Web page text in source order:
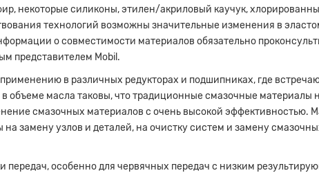
некоторые силиконы, этилен/акриловый каучук,
технологий возможны значительные изменения в
о совместимости материалов обязательно
представителем Mobil.
в различных редукторах и подшипниках, где
объеме масла таковы, что традиционные смазочные материалы
смазочных материалов с очень высокой эффективностью.
замену узлов и деталей, на очистку систем и замену
передач, особенно для червячных передач с низким